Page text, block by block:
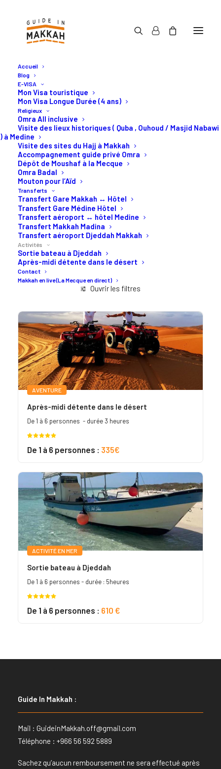
Accueil
Blog
E-VISA
Mon Visa touristique
Mon Visa Longue Durée (4 ans)
Religieux
Omra All inclusive
Visite des lieux historiques ( Quba , Ouhoud / Masjid Nabawi
) à Medine
Visite des sites du Hajj à Makkah
Accompagnement guide privé Omra
Dépôt de Moushaf à la Mecque
Omra Badal
Mouton pour l’Aïd
Transferts
Transfert Gare Makkah ↔ Hôtel
Transfert Gare Médine Hôtel
Transfert aéroport ↔ hôtel Medine
Transfert Makkah Madina
Transfert aéroport Djeddah Makkah
Activités
Sortie bateau à Djeddah
Après-midi détente dans le désert
Contact
Makkah en live (La Mecque en direct)
Activités en Arabie
Saoudite
Les meilleurs activités à
Djeddah et à Makkah.
Ouvrir les filtres
AVENTURE
Après-midi détente dans le désert
De 1 à 6 personnes - durée 3 heures
sur 5
De 1 à 6 personnes : 335€
ACTIVITÉ EN MER
Sortie bateau à Djeddah
De 1 à 6 personnes - durée : 5heures
sur 5
De 1 à 6 personnes : 610 €
Guide In Makkah :
Mail : GuideinMakkah.off@gmail.com
Téléphone : +966 56 592 5889
Sachez qu’aucun remboursement ne sera effectué après